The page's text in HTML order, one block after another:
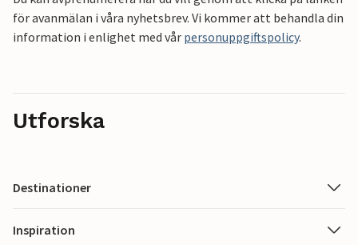
för avanmälan i våra nyhetsbrev. Vi kommer att behandla din
information i enlighet med vår personuppgiftspolicy.
Utforska
Destinationer
Inspiration